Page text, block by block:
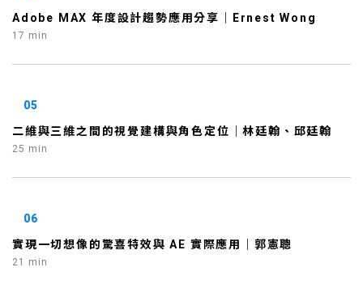
Adobe MAX 年度設計趨勢應用分享｜Ernest Wong
17 min
05
二維與三維之間的視覺建構與角色定位｜林廷翰、邱廷翰
25 min
06
實現一切想像的驚喜特效與 AE 實際應用｜郭憲聰
21 min